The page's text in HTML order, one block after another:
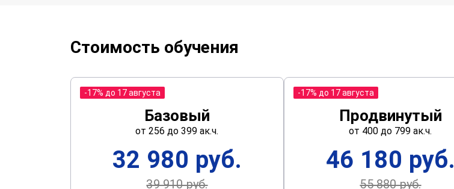
Стоимость обучения
-17% до 17 августа
Базовый
от 256 до 399 ак.ч.
32 980 руб.
39 910 руб.
-17% до 17 августа
Продвинутый
от 400 до 799 ак.ч.
46 180 руб.
55 880 руб.